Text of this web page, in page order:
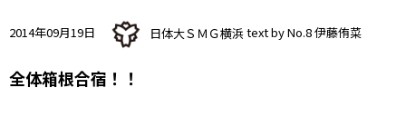
2014年09月19日 日体大ＳＭＧ横浜 text by No.8 伊藤侑菜
全体箱根合宿！！